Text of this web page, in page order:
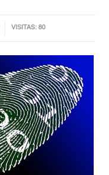
VISITAS: 80